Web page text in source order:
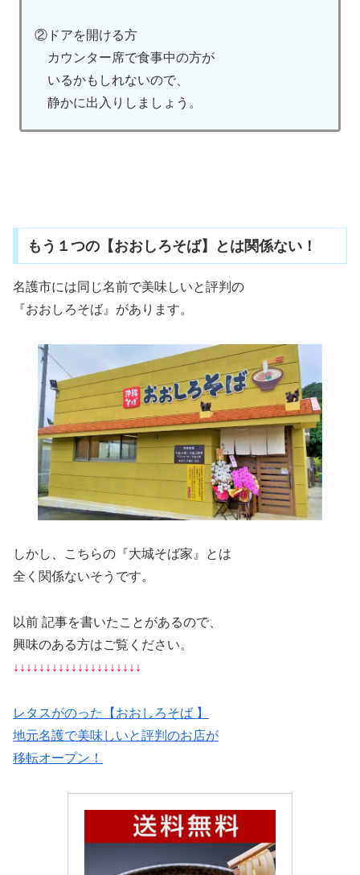
②ドアを開ける方
カウンター席で食事中の方が
いるかもしれないので、
静かに出入りしましょう。
もう１つの【おおしろそば】とは関係ない！
名護市には同じ名前で美味しいと評判の
『おおしろそば』があります。
しかし、こちらの『大城そば家』とは
全く関係ないそうです。
以前 記事を書いたことがあるので、
興味のある方はご覧ください。
↓↓↓↓↓↓↓↓↓↓↓↓↓↓↓↓↓↓↓↓
レタスがのった【おおしろそば 】
地元名護で美味しいと評判のお店が
移転オープン！